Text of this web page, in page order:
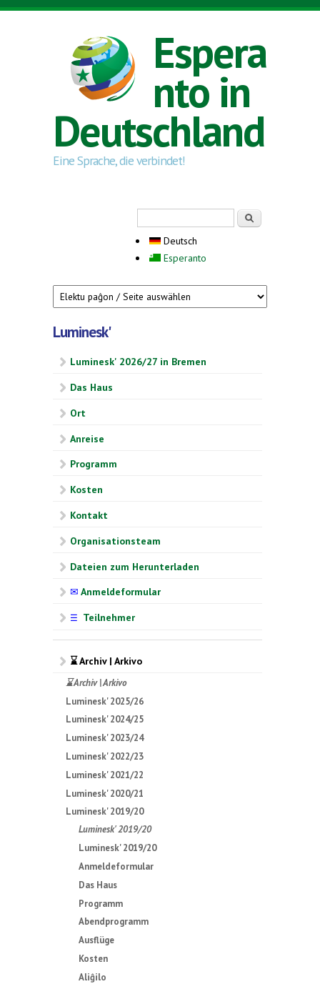
Direkt zum Inhalt
Espera
nto in
Deutschland
Eine Sprache, die verbindet!
Deutsch
Esperanto
Luminesk'
Luminesk' 2026/27 in Bremen
Das Haus
Ort
Anreise
Programm
Kosten
Kontakt
Organisationsteam
Dateien zum Herunterladen
✉ Anmeldeformular
☰ Teilnehmer
⌛ Archiv | Arkivo
⌛ Archiv | Arkivo
Luminesk' 2025/26
Luminesk' 2024/25
Luminesk' 2023/24
Luminesk' 2022/23
Luminesk' 2021/22
Luminesk' 2020/21
Luminesk' 2019/20
Luminesk' 2019/20
Luminesk' 2019/20
Anmeldeformular
Das Haus
Programm
Abendprogramm
Ausflüge
Kosten
Aliĝilo